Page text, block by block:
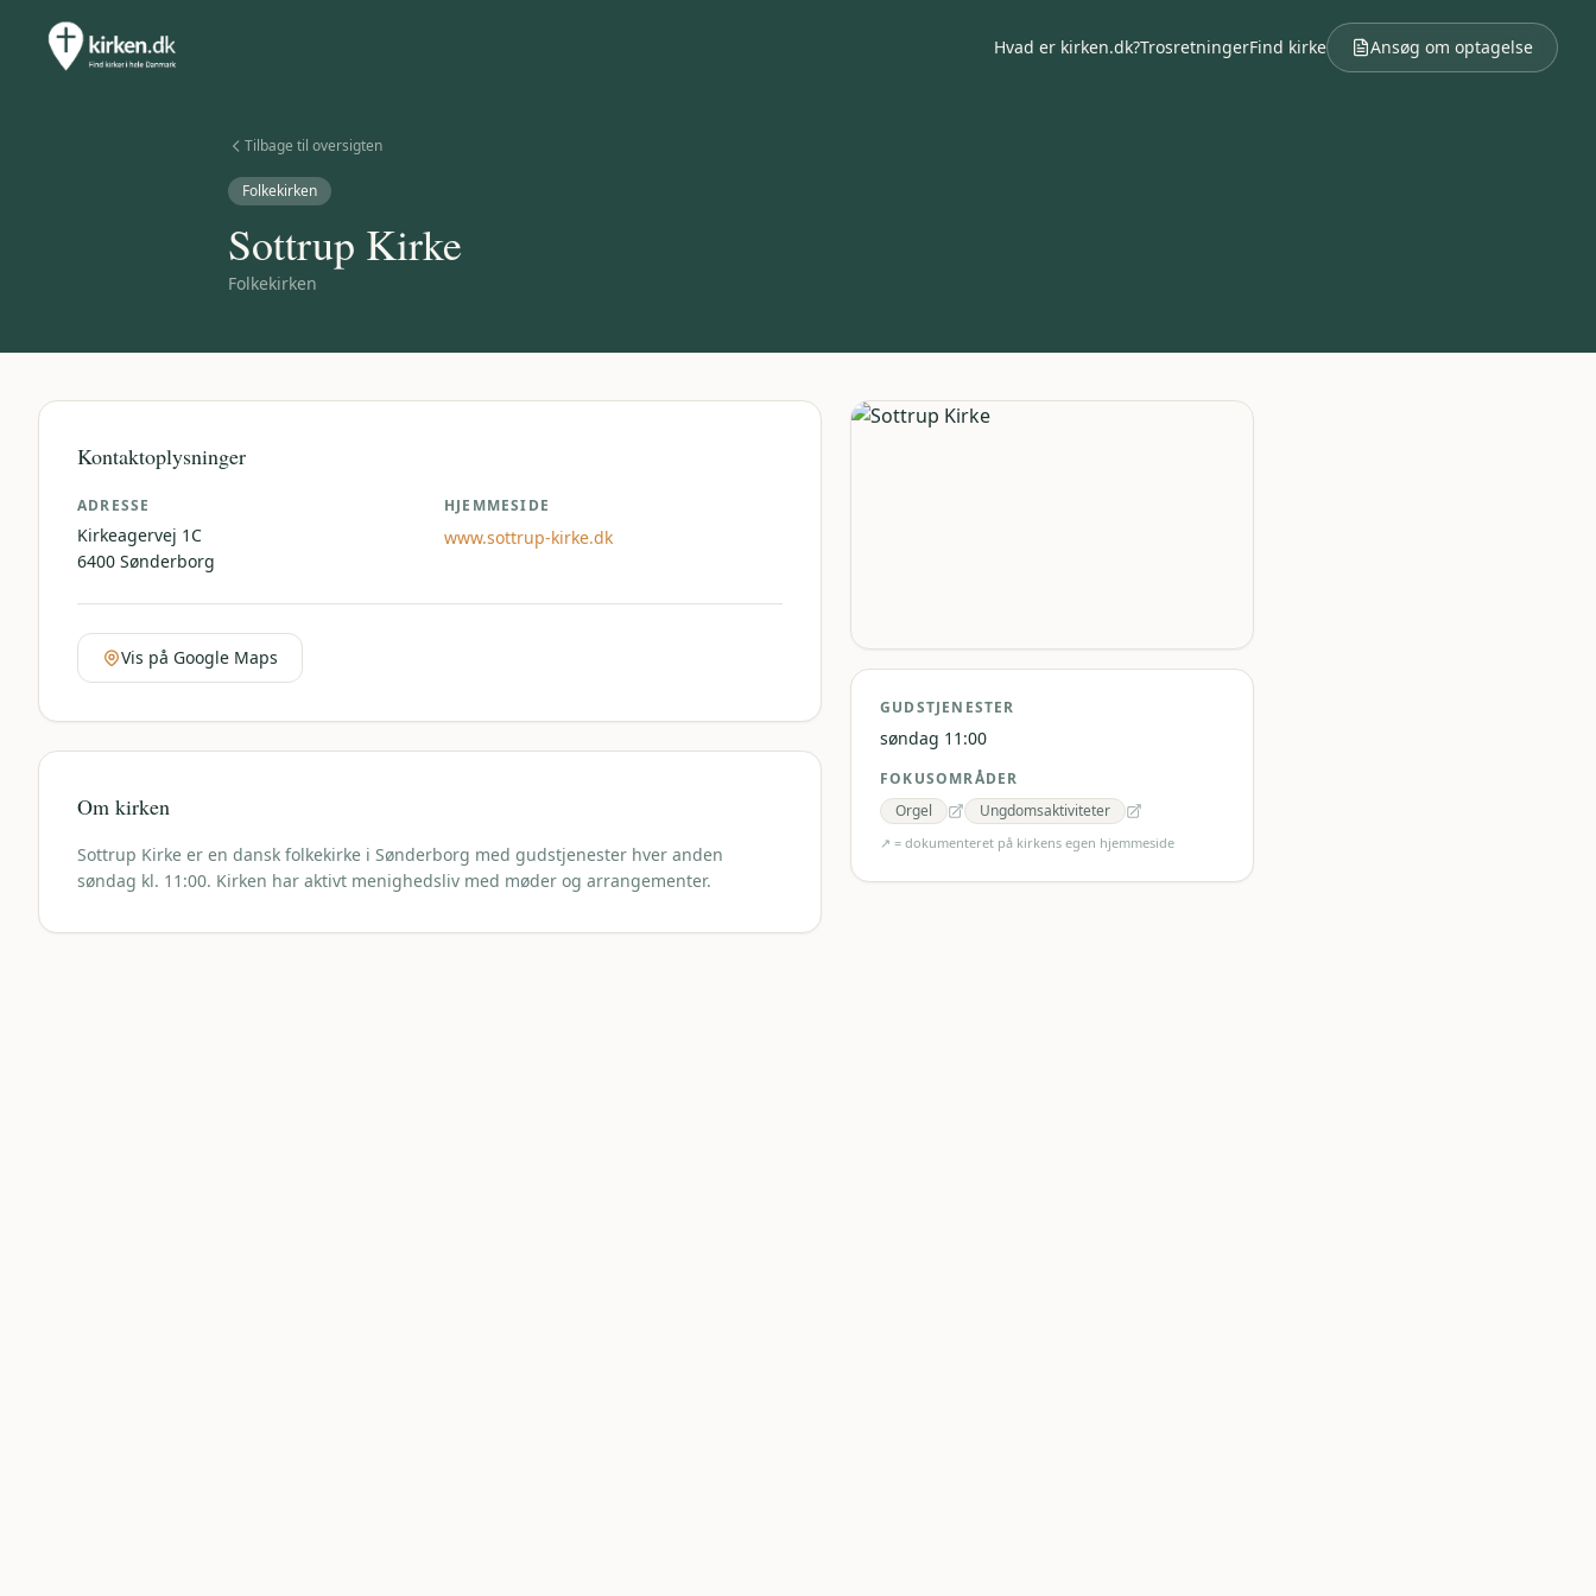
Hvad er kirken.dk?TrosretningerFind kirke Ansøg om optagelse
Tilbage til oversigten
Folkekirken
Sottrup Kirke
Folkekirken
Kontaktoplysninger
ADRESSE
Kirkeagervej 1C
6400 Sønderborg
HJEMMESIDE
www.sottrup-kirke.dk
Vis på Google Maps
Om kirken
Sottrup Kirke er en dansk folkekirke i Sønderborg med gudstjenester hver anden
søndag kl. 11:00. Kirken har aktivt menighedsliv med møder og arrangementer.
GUDSTJENESTER
søndag 11:00
FOKUSOMRÅDER
Orgel
Ungdomsaktiviteter
↗ = dokumenteret på kirkens egen hjemmeside